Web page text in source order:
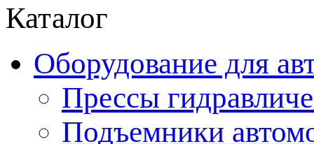
Каталог
Оборудование для
Прессы
Подъемники